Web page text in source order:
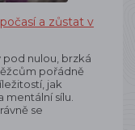
a zůstat v
pod nulou, brzká
pořádně
jak
sílu.
se